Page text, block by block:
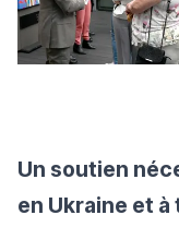
Un soutien
en Ukraine et